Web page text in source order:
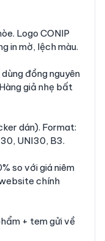
Logo CONIP
in mờ, lệch màu.
đồng nguyên
giả nhẹ bất
dán). Format:
UNI30, B3.
so với giá niêm
chính
+ tem gửi về